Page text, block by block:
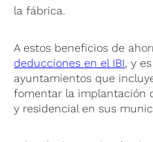
la fábrica.
A estos beneficios de
deducciones en el IBI, y
ayuntamientos que
fomentar la implantación
y residencial en sus